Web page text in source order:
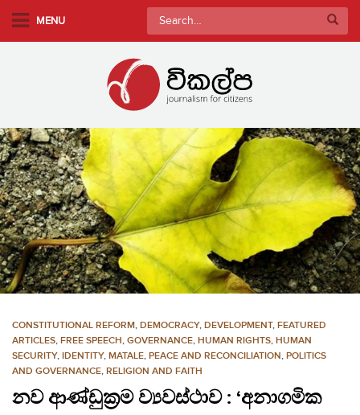
m
a
i
n
c
o
n
t
e
MENU
Search
for:
CONSTITUTIONAL REFORM, DEMOCRACY, DEVELOPMENT, FEATURED
ARTICLES, FREE SPEECH, GOVERNANCE, HUMAN RIGHTS, HUMAN
SECURITY, IDENTITY, MATALE, PEACE AND RECONCILIATION, POLITICS
AND GOVERNANCE, RELIGION AND FAITH
නව ආණ්ඩුක්‍රම ව්‍යවස්ථාව : ‘අනාගමික